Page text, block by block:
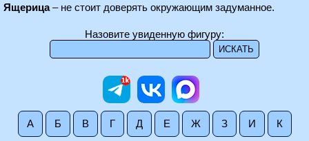
Ящерица– не стоит доверять окружающим задуманное.
Назовите увиденную фигуру:
А Б В Г Д Е Ж З И К